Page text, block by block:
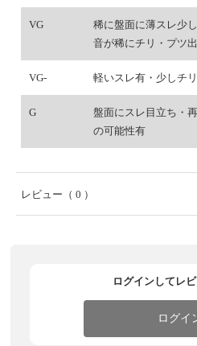
VG
稀に盤面に薄スレ少
音が稀にチリ・プツ
VG- 軽いスレ有・少しチ
G
盤面にスレ目立ち・
の可能性有
レビュー （ 0 ）
ログインしてレ
ログイ